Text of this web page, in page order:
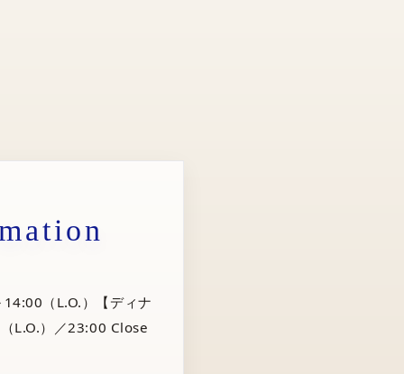
（L.O.）【ディナ
L.O.）／23:00 Close